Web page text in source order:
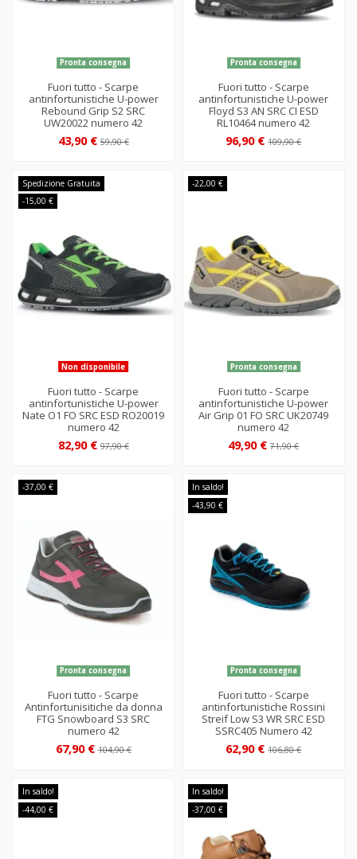
Pronta consegna
Fuori tutto - Scarpe
antinfortunistiche U-power
Rebound Grip S2 SRC
UW20022 numero 42
43,90 €59,90 €
Pronta consegna
Fuori tutto - Scarpe
antinfortunistiche U-power
Floyd S3 AN SRC CI ESD
RL10464 numero 42
96,90 €109,90 €
Spedizione Gratuita
-15,00 €
Non disponibile
Fuori tutto - Scarpe
antinfortunistiche U-power
Nate O1 FO SRC ESD RO20019
numero 42
82,90 €97,90 €
-22,00 €
Pronta consegna
Fuori tutto - Scarpe
antinfortunistiche U-power
Air Grip 01 FO SRC UK20749
numero 42
49,90 €71,90 €
-37,00 €
Pronta consegna
Fuori tutto - Scarpe
Antinfortunisitiche da donna
FTG Snowboard S3 SRC
numero 42
67,90 €104,90 €
In saldo!
-43,90 €
Pronta consegna
Fuori tutto - Scarpe
antinfortunistiche Rossini
Streif Low S3 WR SRC ESD
SSRC405 Numero 42
62,90 €106,80 €
In saldo!
-44,00 €
In saldo!
-37,00 €